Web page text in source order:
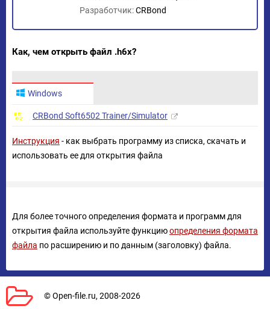
Разработчик:CRBond
Как, чем открыть файл .h6x?
Windows
CRBond Soft6502 Trainer/Simulator
Инструкция - как выбрать программу из списка, скачать и
использовать ее для открытия файла
Для более точного определения формата и программ для
открытия файла используйте функциюопределения формата
файла по расширению и по данным (заголовку) файла.
© Open-file.ru, 2008-2026